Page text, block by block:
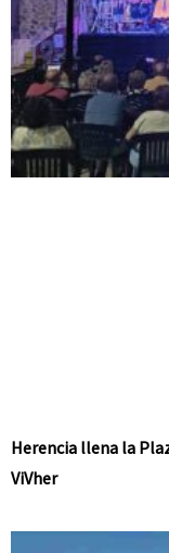
Herencia llena la
ViVher